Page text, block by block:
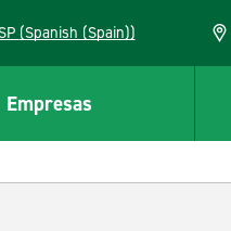
ESP (Spanish (Spain))
Empresas